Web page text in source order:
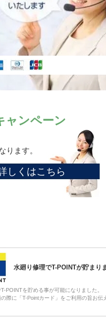
ャンペーン
ります。
しくはこちら
水廻り修理でT-POINTが貯まり
POINTを貯める事が可能になりました。
際に「T-Pointカード」をご利用の旨お伝